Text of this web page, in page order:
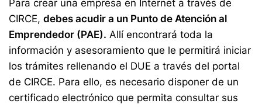
Para crear una empresa en Internet a través de
CIRCE, debes acudir a un Punto de Atención al
Emprendedor (PAE). Allí encontrará toda la
información y asesoramiento que le permitirá iniciar
los trámites rellenando el DUE a través del portal
de CIRCE. Para ello, es necesario disponer de un
certificado electrónico que permita consultar sus